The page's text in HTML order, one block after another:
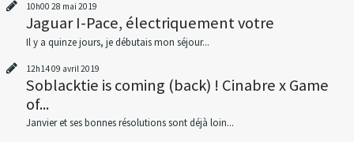
10h00 28 mai 2019
Jaguar I-Pace, électriquement votre
Il y a quinze jours, je débutais mon séjour...
12h1409 avril 2019
Soblacktie is coming (back) ! Cinabre x Game
of...
Janvier et ses bonnes résolutions sont déjà loin...